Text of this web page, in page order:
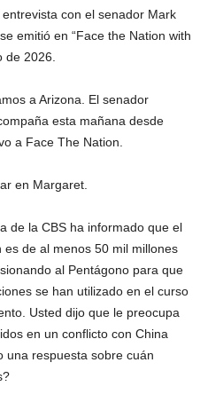
con el senador Mark
emitió en “Face the Nation with
de 2026.
a Arizona. El senador
esta mañana desde
a Face The Nation.
en Margaret.
de la CBS ha informado que el
de al menos 50 mil millones
al Pentágono para que
se han utilizado en el curso
Usted dijo que le preocupa
en un conflicto con China
una respuesta sobre cuán